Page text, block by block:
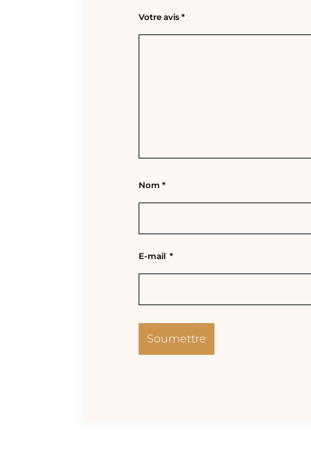
Votre avis *
Nom *
E-mail *